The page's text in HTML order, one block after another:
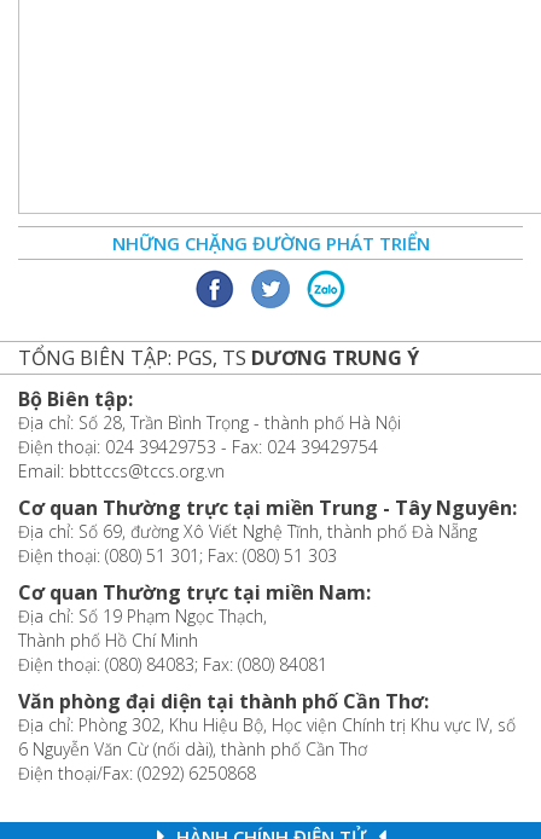
NHỮNG CHẶNG ĐƯỜNG PHÁT TRIỂN
TỔNG BIÊN TẬP: PGS, TS DƯƠNG TRUNG Ý
Bộ Biên tập:
Địa chỉ: Số 28, Trần Bình Trọng - thành phố Hà Nội
Điện thoại: 024 39429753 - Fax: 024 39429754
Email: bbttccs@tccs.org.vn
Cơ quan Thường trực tại miền Trung - Tây Nguyên:
Địa chỉ: Số 69, đường Xô Viết Nghệ Tĩnh, thành phố Đà Nẵng
Điện thoại: (080) 51 301; Fax: (080) 51 303
Cơ quan Thường trực tại miền Nam:
Địa chỉ: Số 19 Phạm Ngọc Thạch,
Thành phố Hồ Chí Minh
Điện thoại: (080) 84083; Fax: (080) 84081
Văn phòng đại diện tại thành phố Cần Thơ:
Địa chỉ: Phòng 302, Khu Hiệu Bộ, Học viện Chính trị Khu vực IV, số
6 Nguyễn Văn Cừ (nối dài), thành phố Cần Thơ
Điện thoại/Fax: (0292) 6250868